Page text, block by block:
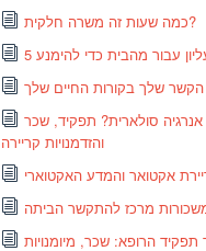
כמה שעות זה משרה חלקית?
עבור מהבית כדי להימנע
הקשר שלך בקורות החיים שלך
אנרגיה סולארית? תפקיד, שכר
והזדמנויות קריירה
אקטואר והמדע האקטוארי
מרכז להתקשר הביתה